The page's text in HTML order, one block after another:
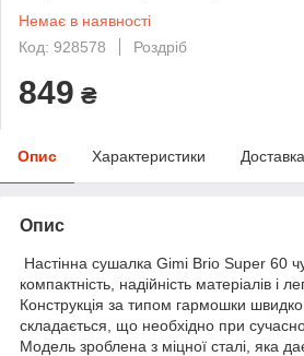
Немає в наявності
Код: 928578
Роздріб
849 ₴
Опис Характеристики Доставка
Опис
Настінна сушалка Gimi Brio Super 60
компактність, надійність матеріалів і
Конструкція за типом гармошки швидко
складається, що необхідно при
Модель зроблена з міцної сталі, яка